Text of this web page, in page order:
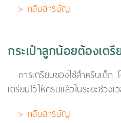
> กลับสารบัญ
กระเป๋าลูกน้อยต้องเตรี
การเตรียมของใช้สำหรับเด็
เตรียมไว้ให้ครบแล้วในระยะช่ว
> กลับสารบัญ